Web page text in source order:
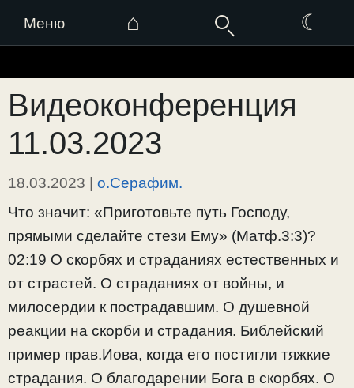
Меню ⌂ ☾
к
содержимому
Видеоконференция
11.03.2023
18.03.2023 | о.Серафим.
Что значит: «Приготовьте путь Господу,
прямыми сделайте стези Ему» (Матф.3:3)?
02:19 О скорбях и страданиях естественных и
от страстей. О страданиях от войны, и
милосердии к пострадавшим. О душевной
реакции на скорби и страдания. Библейский
пример прав.Иова, когда его постигли тяжкие
страдания. О благодарении Бога в скорбях. О